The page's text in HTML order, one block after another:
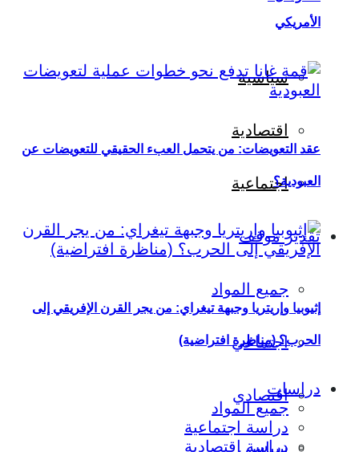
سياسية
اقتصادية
اجتماعية
تقدير موقف
جميع المواد
اجتماعي
اقتصادي
سياسي
الأمريكي
عقد التعويضات: من يتحمل العبء الحقيقي للتعويضات عن
العبودية؟
إثيوبيا وإريتريا وجبهة تيغراي: من يجر القرن الإفريقي إلى
الحرب؟ (مناظرة افتراضية)
دراسات
جميع المواد
دراسة اجتماعية
دراسة اقتصادية